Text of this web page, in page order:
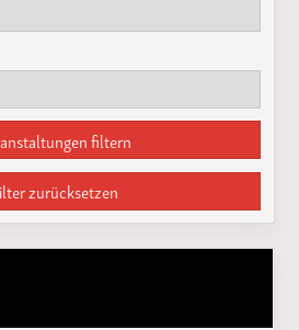
filtern
zurücksetzen